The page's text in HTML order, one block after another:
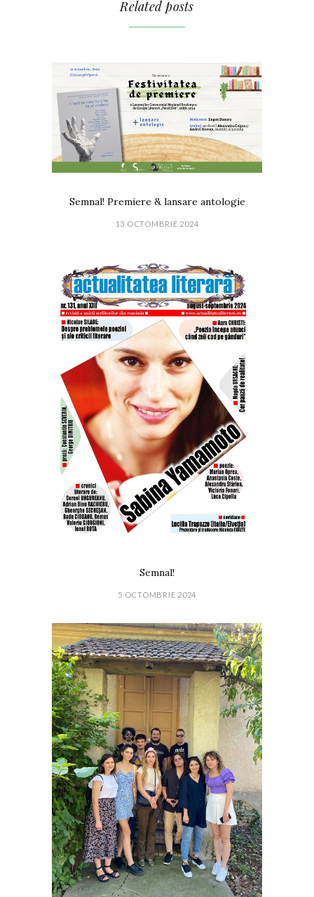
Related posts
Semnal! Premiere & lansare antologie
13 OCTOMBRIE 2024
Semnal!
5 OCTOMBRIE 2024